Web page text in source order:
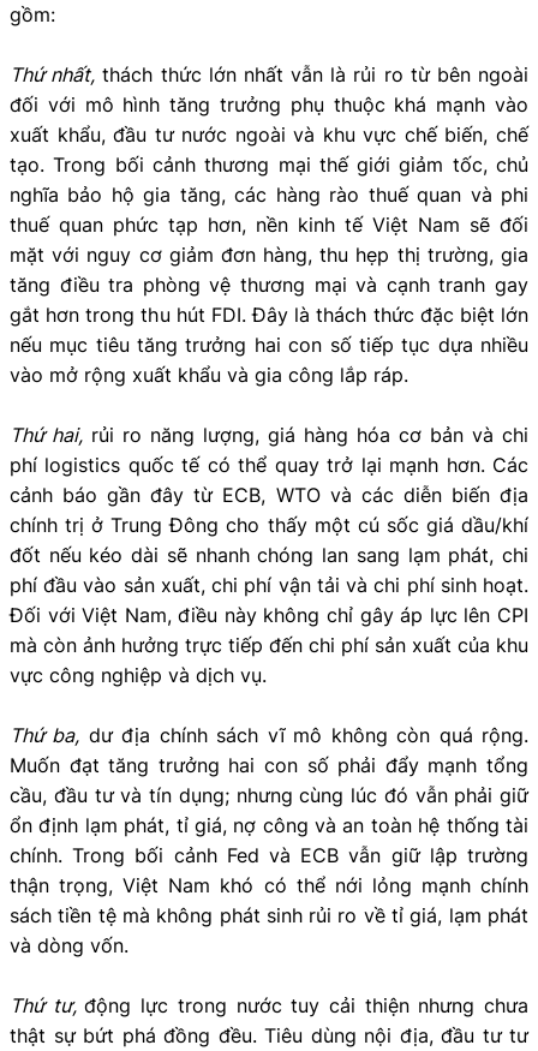
gồm:
Thứ nhất, thách thức lớn nhất vẫn là rủi ro từ bên ngoài
đối với mô hình tăng trưởng phụ thuộc khá mạnh vào
xuất khẩu, đầu tư nước ngoài và khu vực chế biến, chế
tạo. Trong bối cảnh thương mại thế giới giảm tốc, chủ
nghĩa bảo hộ gia tăng, các hàng rào thuế quan và phi
thuế quan phức tạp hơn, nền kinh tế Việt Nam sẽ đối
mặt với nguy cơ giảm đơn hàng, thu hẹp thị trường, gia
tăng điều tra phòng vệ thương mại và cạnh tranh gay
gắt hơn trong thu hút FDI. Đây là thách thức đặc biệt lớn
nếu mục tiêu tăng trưởng hai con số tiếp tục dựa nhiều
vào mở rộng xuất khẩu và gia công lắp ráp.
Thứ hai, rủi ro năng lượng, giá hàng hóa cơ bản và chi
phí logistics quốc tế có thể quay trở lại mạnh hơn. Các
cảnh báo gần đây từ ECB, WTO và các diễn biến địa
chính trị ở Trung Đông cho thấy một cú sốc giá dầu/khí
đốt nếu kéo dài sẽ nhanh chóng lan sang lạm phát, chi
phí đầu vào sản xuất, chi phí vận tải và chi phí sinh hoạt.
Đối với Việt Nam, điều này không chỉ gây áp lực lên CPI
mà còn ảnh hưởng trực tiếp đến chi phí sản xuất của khu
vực công nghiệp và dịch vụ.
Thứ ba, dư địa chính sách vĩ mô không còn quá rộng.
Muốn đạt tăng trưởng hai con số phải đẩy mạnh tổng
cầu, đầu tư và tín dụng; nhưng cùng lúc đó vẫn phải giữ
ổn định lạm phát, tỉ giá, nợ công và an toàn hệ thống tài
chính. Trong bối cảnh Fed và ECB vẫn giữ lập trường
thận trọng, Việt Nam khó có thể nới lỏng mạnh chính
sách tiền tệ mà không phát sinh rủi ro về tỉ giá, lạm phát
và dòng vốn.
Thứ tư,động lực trong nước tuy cải thiện nhưng chưa
thật sự bứt phá đồng đều. Tiêu dùng nội địa, đầu tư tư